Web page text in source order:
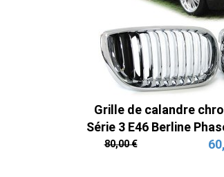
Grille de calandre
Série 3 E46 Berline
80,00 €